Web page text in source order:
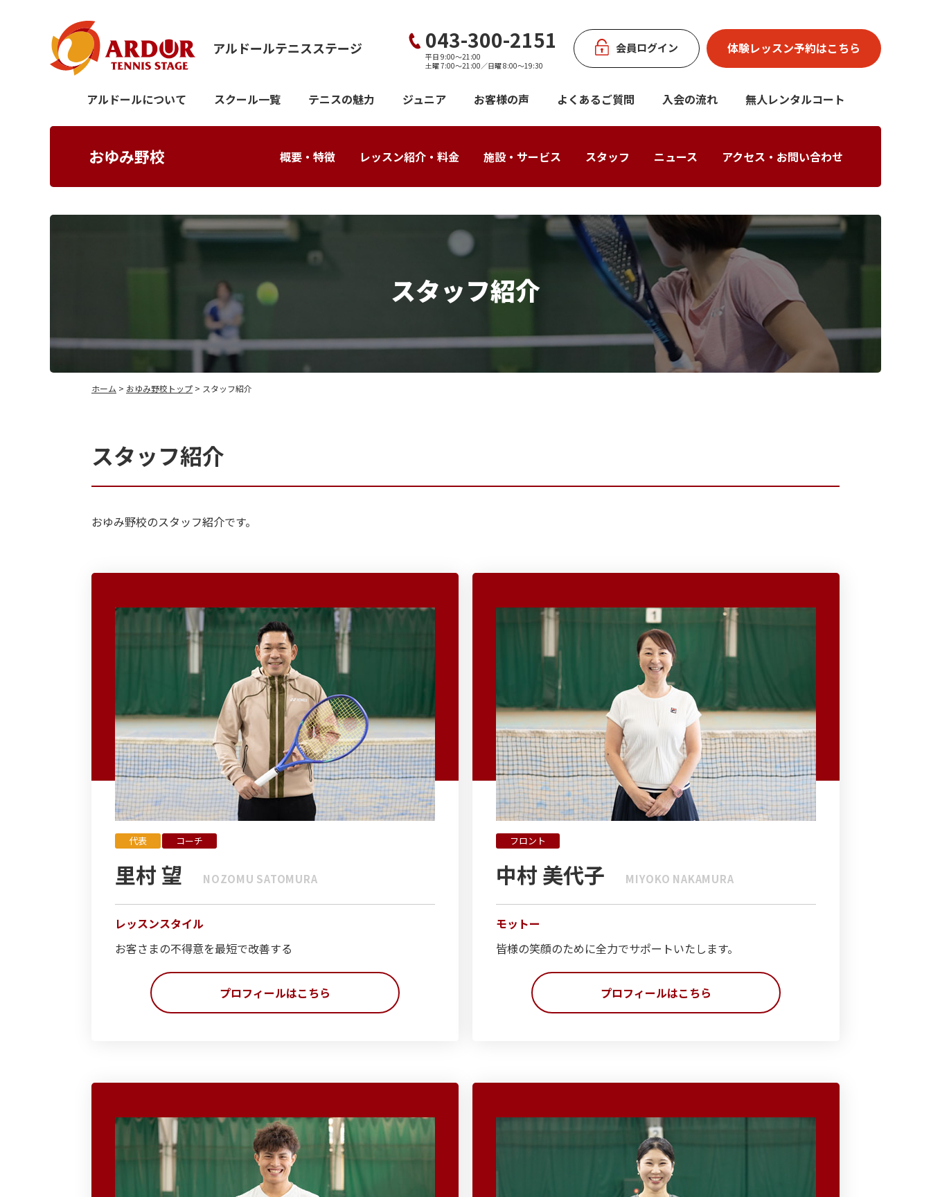
アルドールテニスステージ 043-300-2151
平日 9:00～21:00
土曜 7:00～21:00／日曜 8:00～19:30
会員ログイン 体験レッスン予約はこちら
概要・特徴 レッスン紹介・料金 施設・サービス スタッフ ニュース アクセス・お問い合わせ
アルドールについて スクール一覧 テニスの魅力 ジュニア お客様の声 よくあるご質問 入会の流れ 無人レンタルコート
おゆみ野校
スタッフ紹介
ホーム > おゆみ野校トップ > スタッフ紹介
スタッフ紹介
おゆみ野校のスタッフ紹介です。
代表 コーチ
里村 望 NOZOMU SATOMURA
レッスンスタイル
お客さまの不得意を最短で改善する
プロフィールはこちら
フロント
中村 美代子 MIYOKO NAKAMURA
モットー
皆様の笑顔のために全力でサポートいたします。
プロフィールはこちら